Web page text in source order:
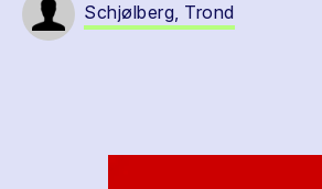
Schjølberg, Trond